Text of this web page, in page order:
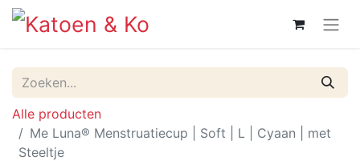
Alle producten
Me Luna® Menstruatiecup | Soft | L | Cyaan | met
Steeltje